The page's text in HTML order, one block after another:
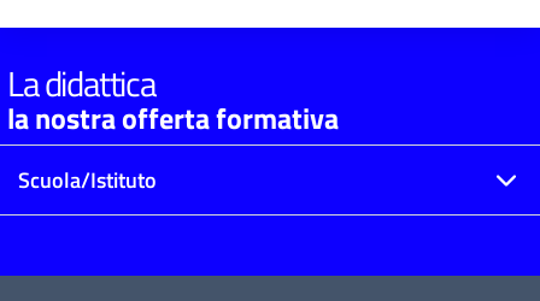
La didattica
la nostra offerta formativa
Scuola/Istituto